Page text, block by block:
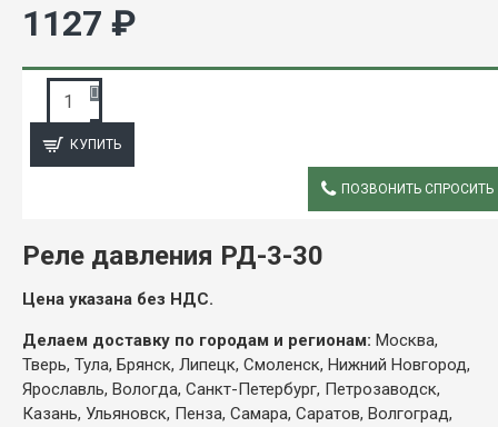
1127 ₽
КУПИТЬ
ПОЗВОНИТЬ СПРОСИТЬ
Реле давления РД-3-30
Цена указана без НДС.
Делаем доставку по городам и регионам: Москва,
Тверь, Тула, Брянск, Липецк, Смоленск, Нижний Новгород,
Ярославль, Вологда, Санкт-Петербург, Петрозаводск,
Казань, Ульяновск, Пенза, Самара, Саратов, Волгоград,